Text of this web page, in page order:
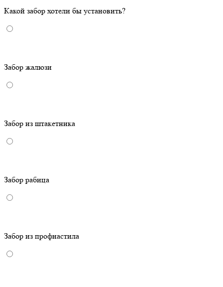
Какой забор хотели бы установить?
Забор жалюзи
Забор из штакетника
Забор рабица
Забор из профнастила